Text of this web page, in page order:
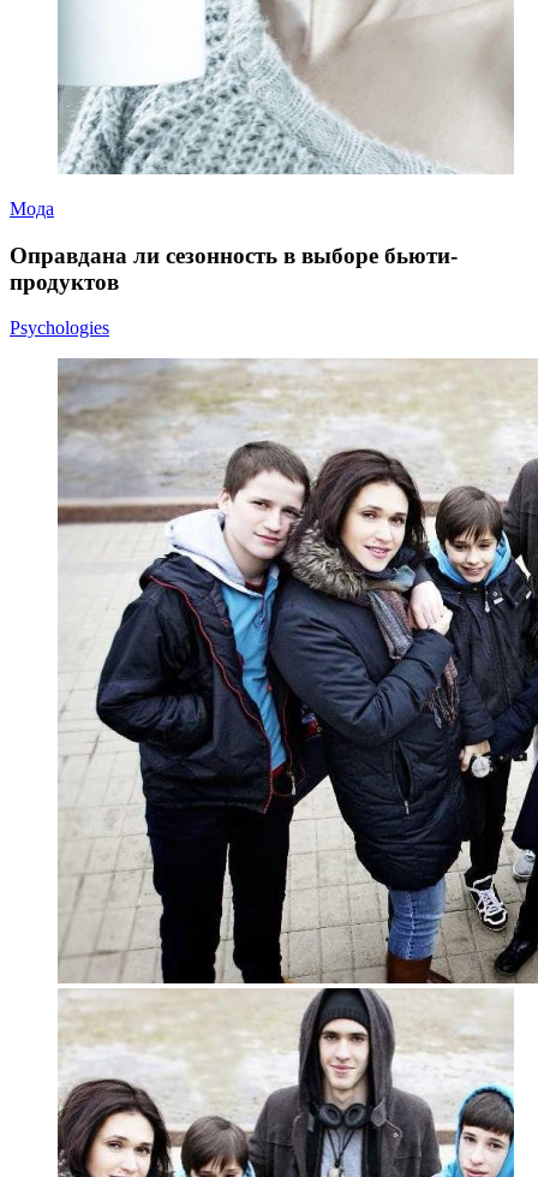
Мода
Оправдана ли сезонность в выборе бьюти-
продуктов
Psychologies